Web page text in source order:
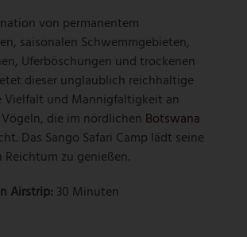
von permanentem
saisonalen Schwemmgebieten,
Uferböschungen und trockenen
dieser unglaublich reichhaltige
Vielfalt und Mannigfaltigkeit an
die im nördlichen Botswana
Das Sango Safari Camp lädt seine
Reichtum zu genießen.
Airstrip: 30 Minuten